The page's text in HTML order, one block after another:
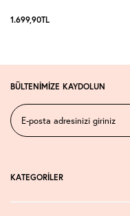
1.699,90TL
BÜLTENİMİZE KAYDOLUN
KATEGORİLER